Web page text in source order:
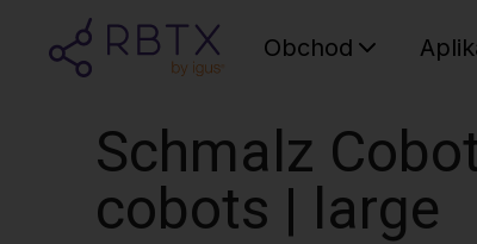
Obchod
Schmalz
cobots | large